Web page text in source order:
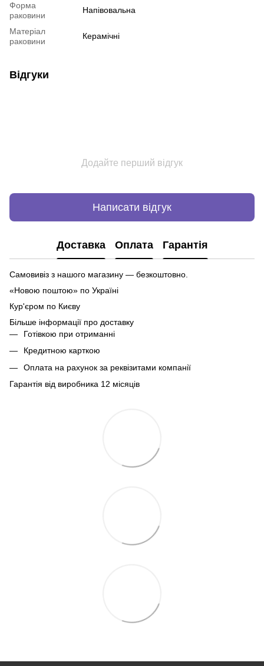
Форма
раковини
Напівовальна
Матеріал
раковини
Керамічні
Відгуки
Додайте перший відгук
Написати відгук
Доставка Оплата Гарантія
Самовивіз з нашого магазину — безкоштовно.
«Новою поштою» по Україні
Кур'єром по Києву
Більше інформації про доставку
Готівкою при отриманні
Кредитною карткою
Оплата на рахунок за реквізитами компанії
Гарантія від виробника 12 місяців